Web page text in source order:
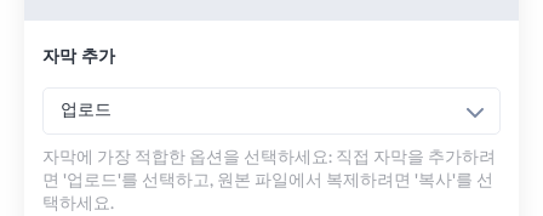
자막 추가
업로드
자막에 가장 적합한 옵션을 선택하세요: 직접 자막을 추가하려
면 '업로드'를 선택하고, 원본 파일에서 복제하려면 '복사'를 선
택하세요.